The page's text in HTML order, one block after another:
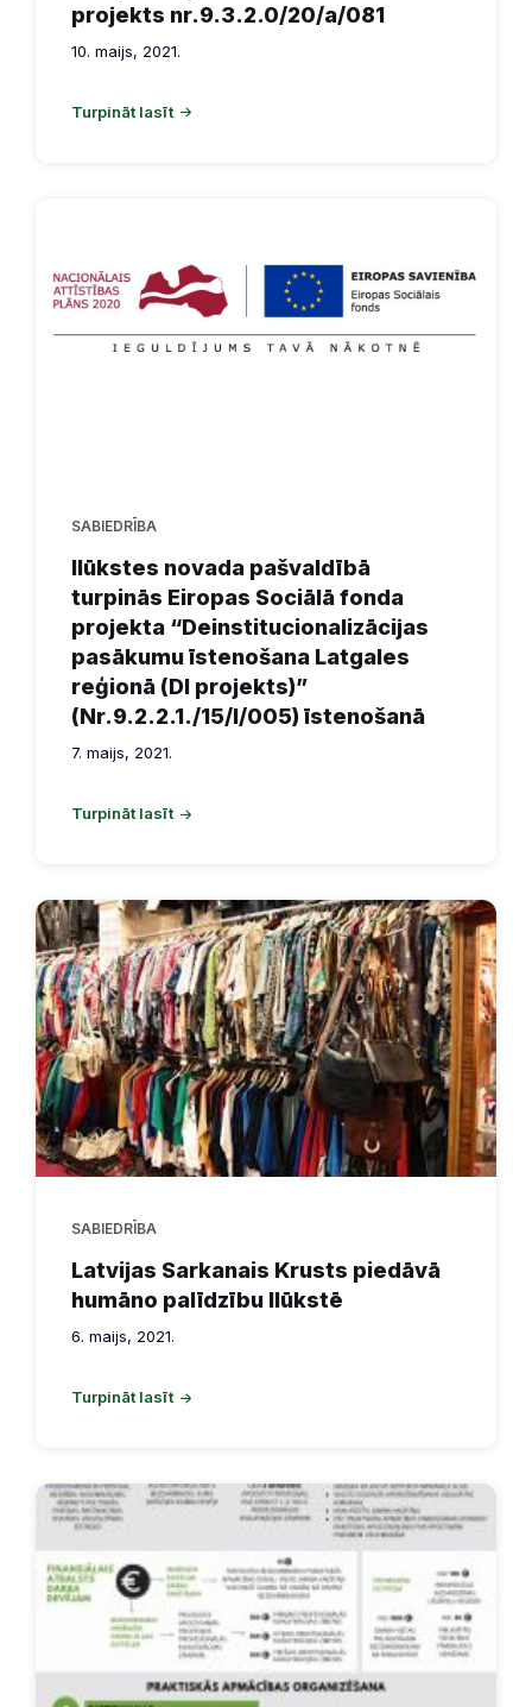
projekts nr.9.3.2.0/20/a/081
10. maijs, 2021.
Turpināt lasīt
SABIEDRĪBA
Ilūkstes novada pašvaldībā
turpinās Eiropas Sociālā fonda
projekta “Deinstitucionalizācijas
pasākumu īstenošana Latgales
reģionā (DI projekts)”
(Nr.9.2.2.1./15/I/005) īstenošanā
7. maijs, 2021.
Turpināt lasīt
SABIEDRĪBA
Latvijas Sarkanais Krusts piedāvā
humāno palīdzību Ilūkstē
6. maijs, 2021.
Turpināt lasīt